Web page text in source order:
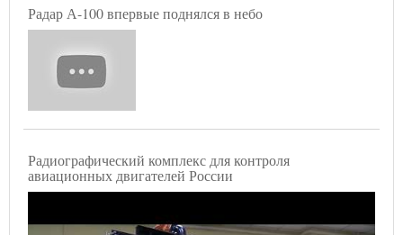
Радар А-100 впервые поднялся в небо
Радиографический комплекс для контроля
авиационных двигателей России